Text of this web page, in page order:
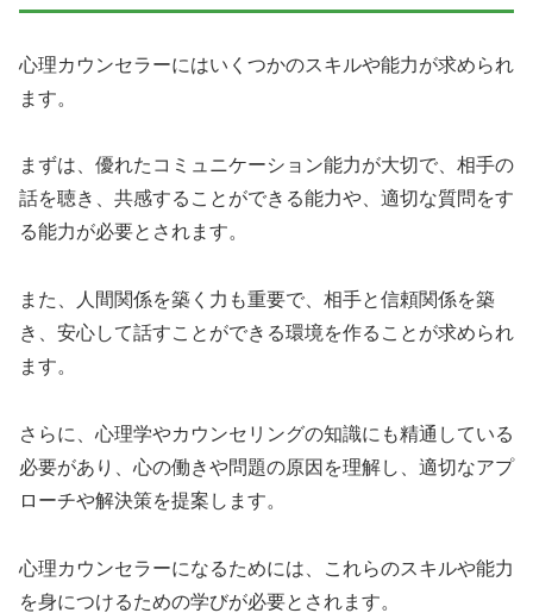
心理カウンセラーにはいくつかのスキルや能力が求められ
ます。
まずは、優れたコミュニケーション能力が大切で、相手の
話を聴き、共感することができる能力や、適切な質問をす
る能力が必要とされます。
また、人間関係を築く力も重要で、相手と信頼関係を築
き、安心して話すことができる環境を作ることが求められ
ます。
さらに、心理学やカウンセリングの知識にも精通している
必要があり、心の働きや問題の原因を理解し、適切なアプ
ローチや解決策を提案します。
心理カウンセラーになるためには、これらのスキルや能力
を身につけるための学びが必要とされます。